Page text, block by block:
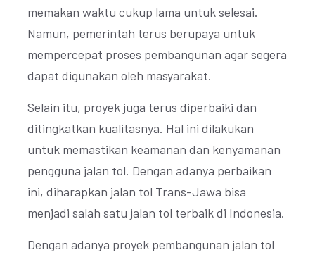
memakan waktu cukup lama untuk selesai.
Namun, pemerintah terus berupaya untuk
mempercepat proses pembangunan agar segera
dapat digunakan oleh masyarakat.
Selain itu, proyek juga terus diperbaiki dan
ditingkatkan kualitasnya. Hal ini dilakukan
untuk memastikan keamanan dan kenyamanan
pengguna jalan tol. Dengan adanya perbaikan
ini, diharapkan jalan tol Trans-Jawa bisa
menjadi salah satu jalan tol terbaik di Indonesia.
Dengan adanya proyek pembangunan jalan tol